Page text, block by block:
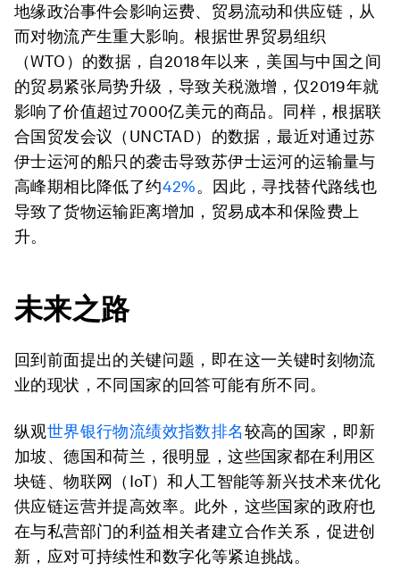
地缘政治事件会影响运费、贸易流动和供应链，从
而对物流产生重大影响。根据世界贸易组织
（WTO）的数据，自2018年以来，美国与中国之间
的贸易紧张局势升级，导致关税激增，仅2019年就
影响了价值超过7000亿美元的商品。同样，根据联
合国贸发会议（UNCTAD）的数据，最近对通过苏
伊士运河的船只的袭击导致苏伊士运河的运输量与
高峰期相比降低了约42%。因此，寻找替代路线也
导致了货物运输距离增加，贸易成本和保险费上
升。
未来之路
回到前面提出的关键问题，即在这一关键时刻物流
业的现状，不同国家的回答可能有所不同。
纵观世界银行物流绩效指数排名较高的国家，即新
加坡、德国和荷兰，很明显，这些国家都在利用区
块链、物联网（IoT）和人工智能等新兴技术来优化
供应链运营并提高效率。此外，这些国家的政府也
在与私营部门的利益相关者建立合作关系，促进创
新，应对可持续性和数字化等紧迫挑战。